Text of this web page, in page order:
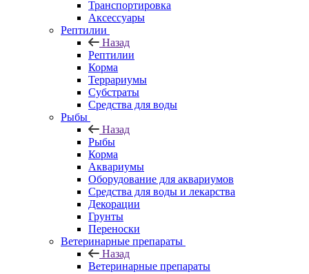
Транспортировка
Аксессуары
Рептилии
Назад
Рептилии
Корма
Террариумы
Субстраты
Средства для воды
Рыбы
Назад
Рыбы
Корма
Аквариумы
Оборудование для аквариумов
Средства для воды и лекарства
Декорации
Грунты
Переноски
Ветеринарные препараты
Назад
Ветеринарные препараты